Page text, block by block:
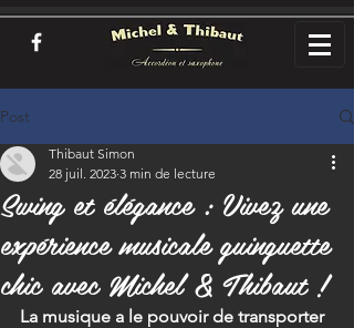
Post
Swing et élégance : Vivez une
expérience musicale guinguette
chic avec Michel & Thibaut !
Thibaut Simon
28 juil. 2023 3 min de lecture
La musique a le pouvoir de transporter